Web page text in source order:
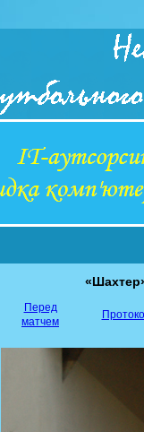
Перед
матчем